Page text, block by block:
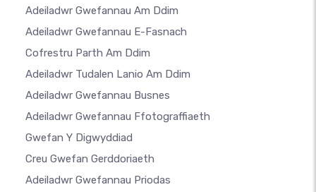
Adeiladwr Gwefannau Am Ddim
Adeiladwr Gwefannau E-Fasnach
Cofrestru Parth Am Ddim
Adeiladwr Tudalen Lanio Am Ddim
Adeiladwr Gwefannau Busnes
Adeiladwr Gwefannau Ffotograffiaeth
Gwefan Y Digwyddiad
Creu Gwefan Gerddoriaeth
Adeiladwr Gwefannau Priodas